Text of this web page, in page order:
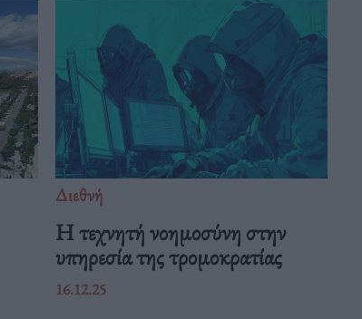
Διεθνή
Η τεχνητή νοημοσύνη στην
υπηρεσία της τρομοκρατίας
16.12.25